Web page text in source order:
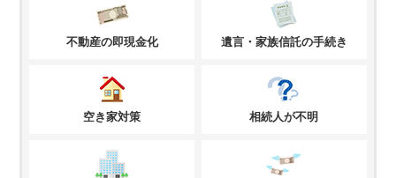
不動産の即現金化 遺言・家族信託の手続き
空き家対策 相続人が不明